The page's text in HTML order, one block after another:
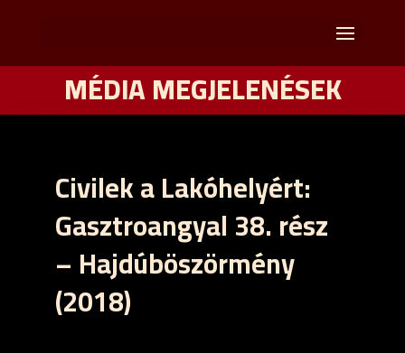
MÉDIA MEGJELENÉSEK
Civilek a Lakóhelyért:
Gasztroangyal 38. rész
– Hajdúböszörmény
(2018)